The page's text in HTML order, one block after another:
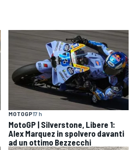
MOTOGP17 h
MotoGP | Silverstone, Libere 1:
Alex Marquez in spolvero davanti
ad un ottimo Bezzecchi